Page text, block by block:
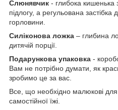
Слюнявчик - глибока кишенька
підлогу, а регульована
горловини.
Силіконова ложка – глибина
дитячій порції.
Подарункова упаковка -
Вам не потрібно думати, як
зробимо це за вас.
Все, що необхідно малюкові
самостійної їжі.